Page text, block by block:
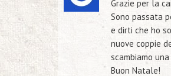
Grazie per la
Sono passata
e dirti che ho
nuove coppie
scambiamo
Buon Natale!